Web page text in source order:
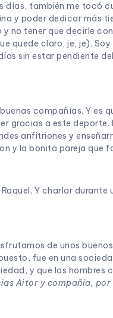
días, también me tocó
y poder dedicar más
no tener que decirle
quede claro, je, je).
sin estar pendiente
compañías. Y es
gracias a este
anfitriones y
y la bonita pareja que
Y charlar
de unos
fue en una
y que los hombres
Aitor y compañía, por